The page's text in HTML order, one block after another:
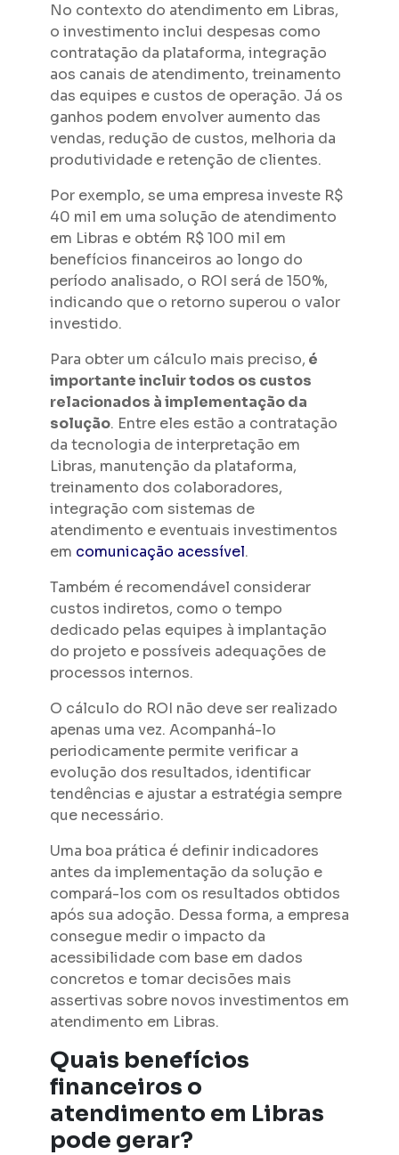
No contexto do atendimento em Libras,
o investimento inclui despesas como
contratação da plataforma, integração
aos canais de atendimento, treinamento
das equipes e custos de operação. Já os
ganhos podem envolver aumento das
vendas, redução de custos, melhoria da
produtividade e retenção de clientes.
Por exemplo, se uma empresa investe R$
40 mil em uma solução de atendimento
em Libras e obtém R$ 100 mil em
benefícios financeiros ao longo do
período analisado, o ROI será de 150%,
indicando que o retorno superou o valor
investido.
Para obter um cálculo mais preciso, é
importante incluir todos os custos
relacionados à implementação da
solução. Entre eles estão a contratação
da tecnologia de interpretação em
Libras, manutenção da plataforma,
treinamento dos colaboradores,
integração com sistemas de
atendimento e eventuais investimentos
em comunicação acessível.
Também é recomendável considerar
custos indiretos, como o tempo
dedicado pelas equipes à implantação
do projeto e possíveis adequações de
processos internos.
O cálculo do ROI não deve ser realizado
apenas uma vez. Acompanhá-lo
periodicamente permite verificar a
evolução dos resultados, identificar
tendências e ajustar a estratégia sempre
que necessário.
Uma boa prática é definir indicadores
antes da implementação da solução e
compará-los com os resultados obtidos
após sua adoção. Dessa forma, a empresa
consegue medir o impacto da
acessibilidade com base em dados
concretos e tomar decisões mais
assertivas sobre novos investimentos em
atendimento em Libras.
Quais benefícios
financeiros o
atendimento em Libras
pode gerar?